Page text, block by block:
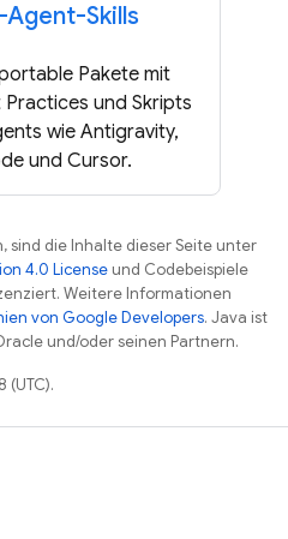
Skills
Pakete mit
und Skripts
wie Antigravity,
und Cursor.
sind die Inhalte dieser Seite unter
4.0 License und Codebeispiele
Weitere Informationen
von Google Developers. Java ist
und/oder seinen Partnern.